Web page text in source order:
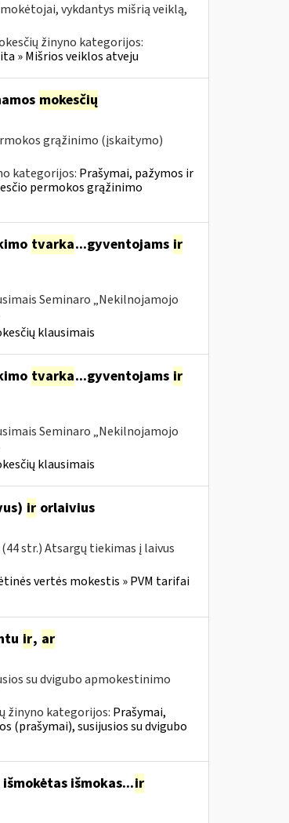
vykdantys mišrią veiklą,
žinyno kategorijos:
» Mišrios veiklos atveju
mokesčių
grąžinimo (įskaitymo)
kategorijos: Prašymai, pažymos ir
permokos grąžinimo
tvarka...gyventojams ir
Seminaro „Nekilnojamojo
klausimais
tvarka...gyventojams ir
Seminaro „Nekilnojamojo
klausimais
irorlaivius
str.) Atsargų tiekimas į laivus
vertės mokestis » PVM tarifai
ir, ar
su dvigubo apmokestinimo
žinyno kategorijos: Prašymai,
(prašymai), susijusios su dvigubo
išmokas...ir